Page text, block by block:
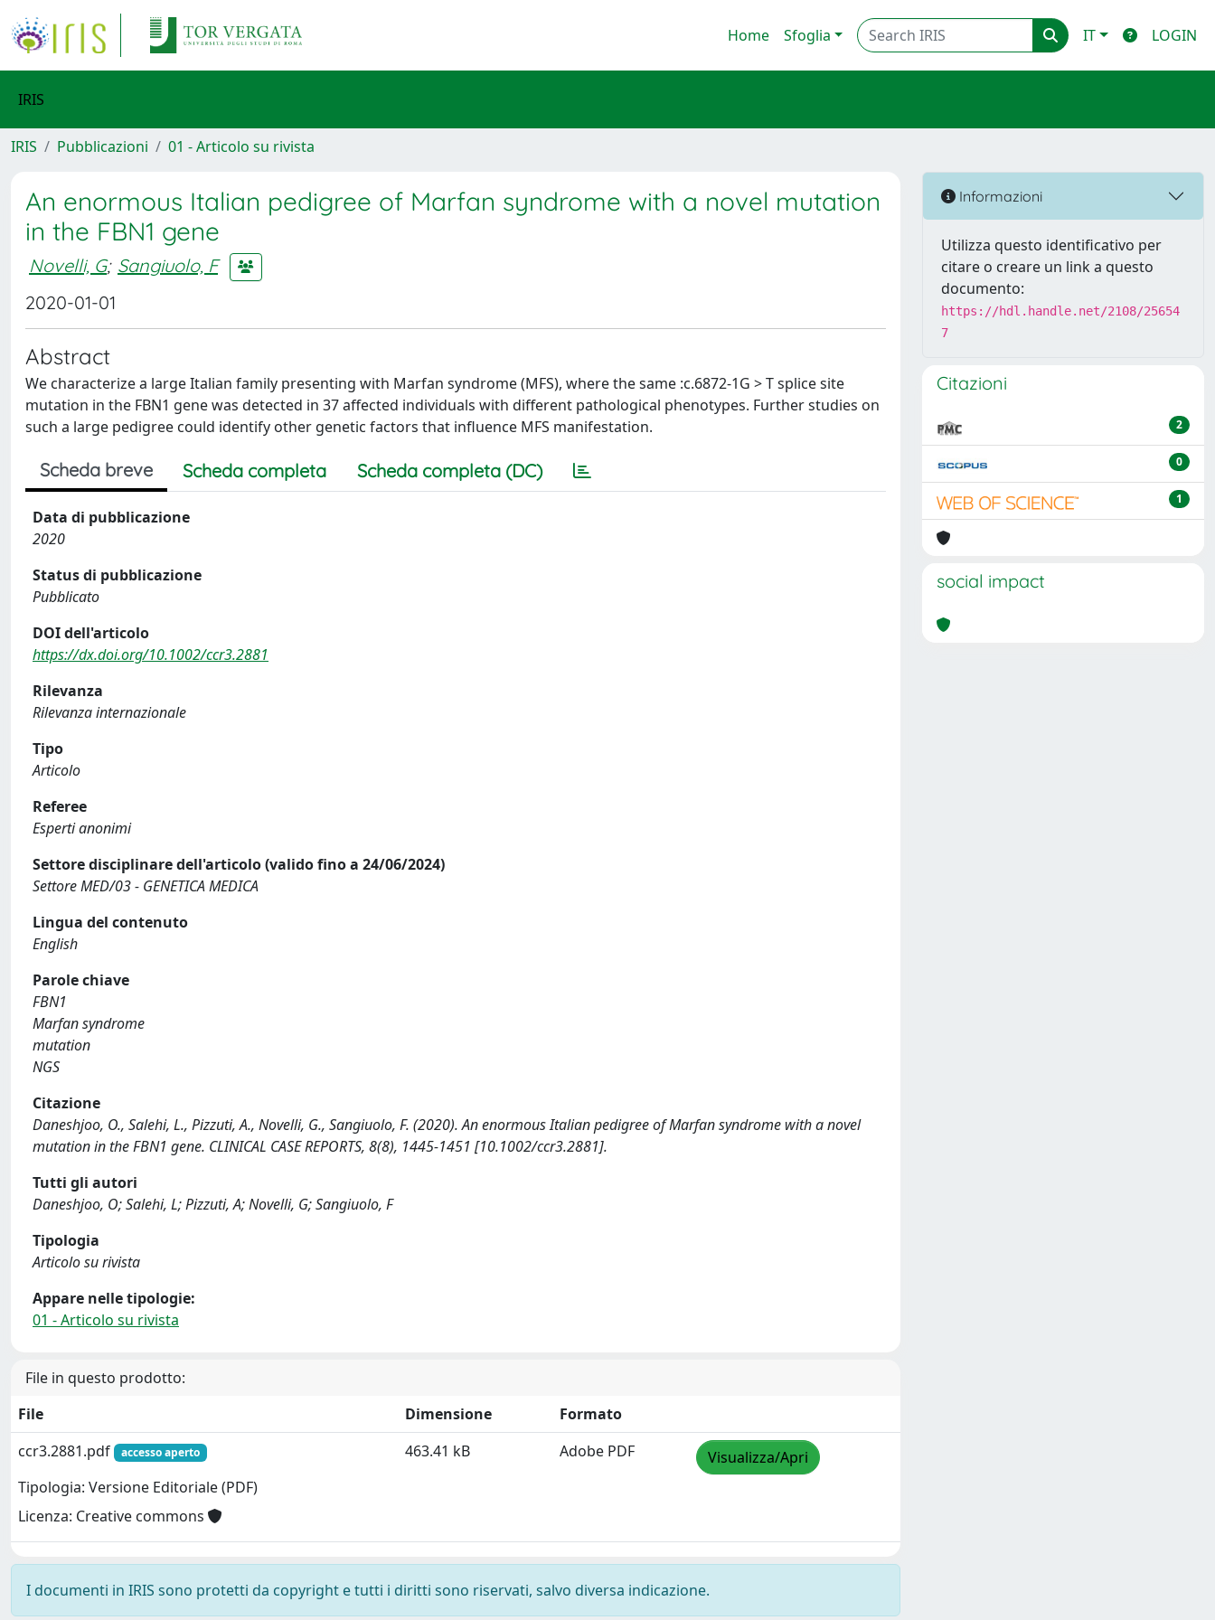
Home Sfoglia IT LOGIN
IRIS
IRIS Pubblicazioni 01 - Articolo su rivista
An enormous Italian pedigree of Marfan syndrome with a novel mutation
in the FBN1 gene
Novelli, G; Sangiuolo, F
2020-01-01
Abstract
We characterize a large Italian family presenting with Marfan syndrome (MFS), where the same :c.6872-1G > T splice site
mutation in the FBN1 gene was detected in 37 affected individuals with different pathological phenotypes. Further studies on
such a large pedigree could identify other genetic factors that influence MFS manifestation.
Scheda breve Scheda completa Scheda completa (DC)
Data di pubblicazione
2020
Status di pubblicazione
Pubblicato
DOI dell'articolo
https://dx.doi.org/10.1002/ccr3.2881
Rilevanza
Rilevanza internazionale
Tipo
Articolo
Referee
Esperti anonimi
Settore disciplinare dell'articolo (valido fino a 24/06/2024)
Settore MED/03 - GENETICA MEDICA
Lingua del contenuto
English
Parole chiave
FBN1
Marfan syndrome
mutation
NGS
Citazione
Daneshjoo, O., Salehi, L., Pizzuti, A., Novelli, G., Sangiuolo, F. (2020). An enormous Italian pedigree of Marfan syndrome with a novel
mutation in the FBN1 gene. CLINICAL CASE REPORTS, 8(8), 1445-1451 [10.1002/ccr3.2881].
Tutti gli autori
Daneshjoo, O; Salehi, L; Pizzuti, A; Novelli, G; Sangiuolo, F
Tipologia
Articolo su rivista
Appare nelle tipologie:
01 - Articolo su rivista
File in questo prodotto:
File
Dimensione
Formato
ccr3.2881.pdf
accesso aperto
Tipologia: Versione Editoriale (PDF)
Licenza: Creative commons
463.41 kB Adobe PDF Visualizza/Apri
I documenti in IRIS sono protetti da copyright e tutti i diritti sono riservati, salvo diversa indicazione.
Informazioni
Utilizza questo identificativo per
citare o creare un link a questo
documento:
https://hdl.handle.net/2108/25654
7
Citazioni
2
0
1
social impact